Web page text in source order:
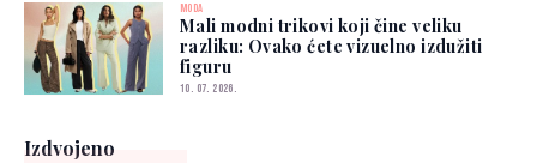
MODA
Mali modni trikovi koji čine veliku
razliku: Ovako ćete vizuelno izdužiti
figuru
10. 07. 2026.
Izdvojeno